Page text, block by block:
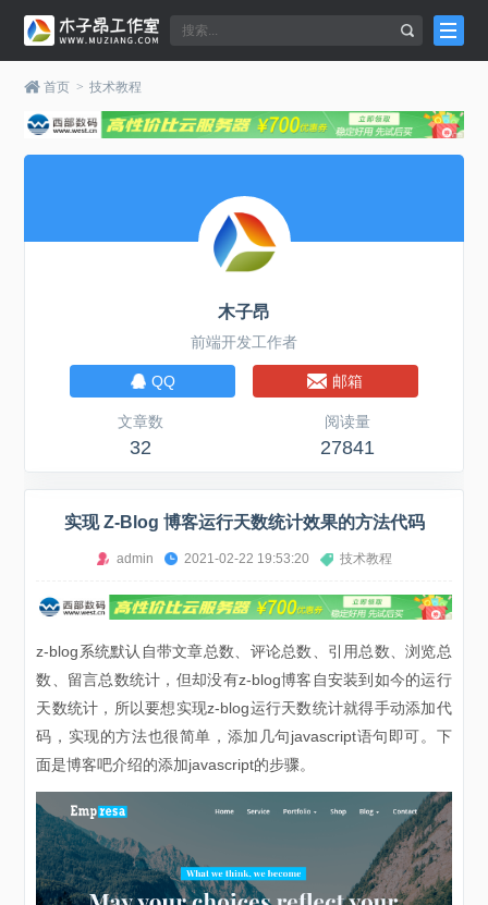
首页 > 技术教程
木子昂
前端开发工作者
QQ 邮箱
文章数
32
阅读量
27841
实现 Z-Blog 博客运行天数统计效果的方法代码
admin 2021-02-22 19:53:20 技术教程
z-blog系统默认自带文章总数、评论总数、引用总数、浏览总
数、留言总数统计，但却没有z-blog博客自安装到如今的运行
天数统计，所以要想实现z-blog运行天数统计就得手动添加代
码，实现的方法也很简单，添加几句javascript语句即可。下
面是博客吧介绍的添加javascript的步骤。